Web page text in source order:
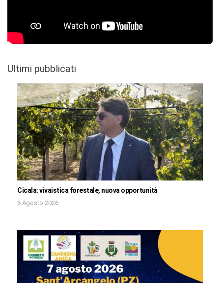
Ultimi pubblicati
Cicala: vivaistica forestale, nuova opportunità
6 Agosto 2026